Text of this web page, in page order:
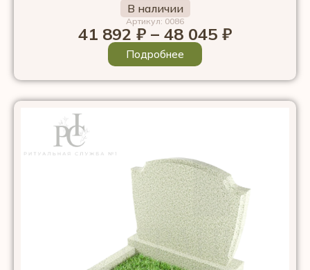
В наличии
Артикул: 0086
41 892 ₽ – 48 045 ₽
Подробнее